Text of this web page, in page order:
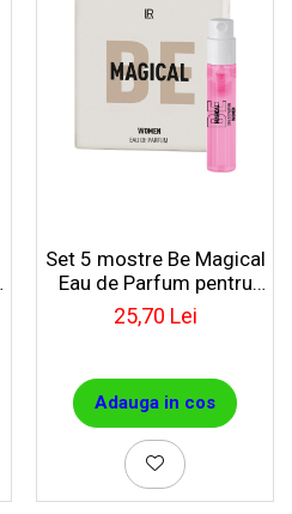
Set 5 mostre Be Magical
Eau de Parfum pentru
femei
25,70 Lei
Adauga in cos